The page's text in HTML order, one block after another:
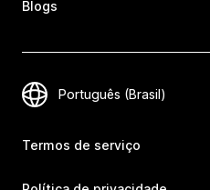
Blogs
Termos de serviço